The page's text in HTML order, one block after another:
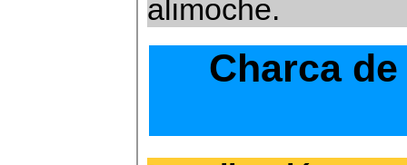
alimoche.
Charca